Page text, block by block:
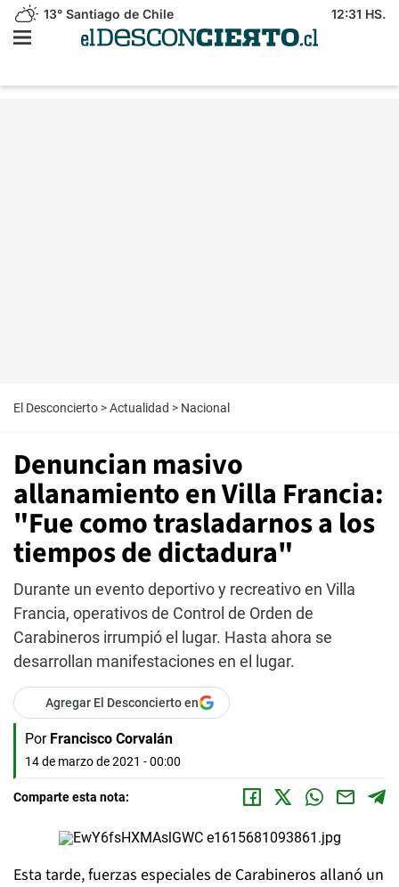
13° Santiago de Chile 12:31 HS.
El Desconcierto >Actualidad > Nacional
Denuncian masivo
allanamiento en Villa Francia:
"Fue como trasladarnos a los
tiempos de dictadura"
Durante un evento deportivo y recreativo en Villa
Francia, operativos de Control de Orden de
Carabineros irrumpió el lugar. Hasta ahora se
desarrollan manifestaciones en el lugar.
Agregar El Desconcierto en
Por Francisco Corvalán
14 de marzo de 2021 - 00:00
Comparte esta nota:
Esta tarde, fuerzas especiales de Carabineros allanó un